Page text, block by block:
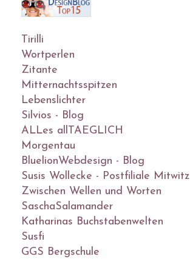
Tirilli
Wortperlen
Zitante
Mitternachtsspitzen
Lebenslichter
Silvios - Blog
ALLes allTAEGLICH
Morgentau
BluelionWebdesign - Blog
Susis Wollecke - Postfiliale Mitwitz
Zwischen Wellen und Worten
SaschaSalamander
Katharinas Buchstabenwelten
Susfi
GGS Bergschule